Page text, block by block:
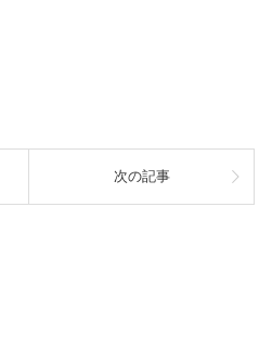
次の記事